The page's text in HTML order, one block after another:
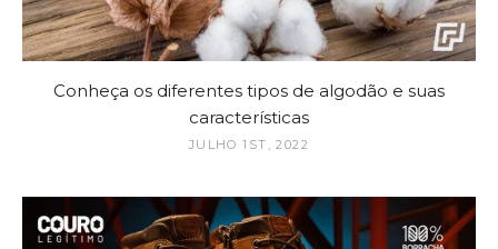
Conheça os diferentes tipos de algodão e suas
características
JULHO 1ST, 2022